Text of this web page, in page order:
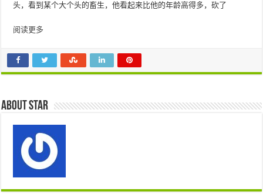
头，看到某个大个头的畜生，他看起来比他的年龄高得多，砍了
阅读更多
About star